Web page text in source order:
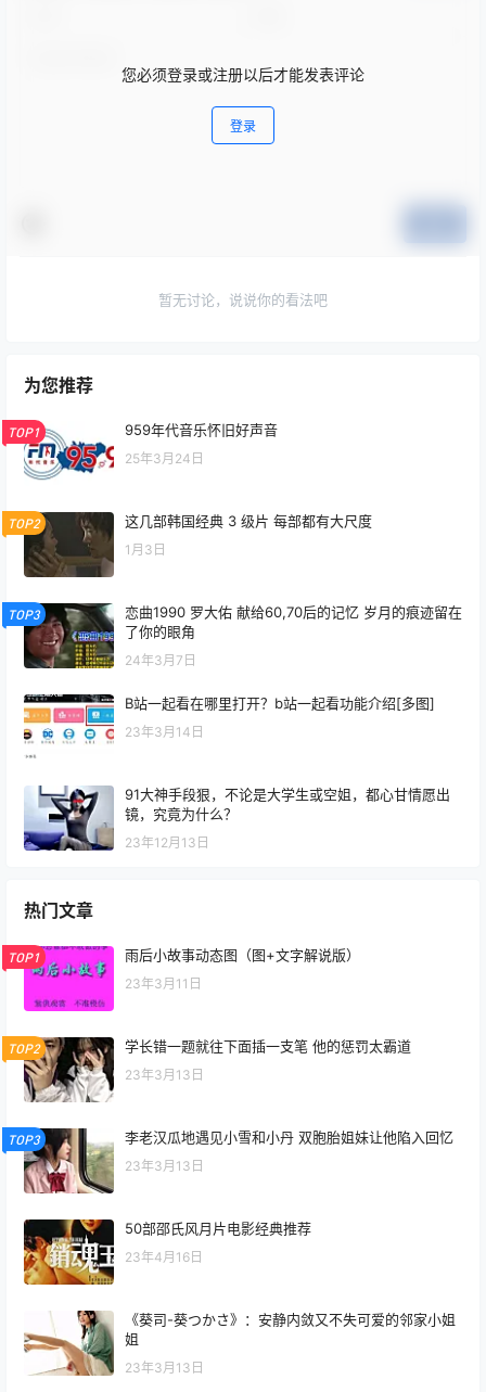
您必须登录或注册以后才能发表评论
登录
暂无讨论，说说你的看法吧
为您推荐
TOP1 959年代音乐怀旧好声音
25年3月24日
TOP2 这几部韩国经典 3 级片 每部都有大尺度
1月3日
TOP3
恋曲1990 罗大佑 献给60,70后的记忆 岁月的痕迹留在
了你的眼角
24年3月7日
B站一起看在哪里打开？b站一起看功能介绍[多图]
23年3月14日
91大神手段狠，不论是大学生或空姐，都心甘情愿出
镜，究竟为什么？
23年12月13日
热门文章
TOP1 雨后小故事动态图（图+文字解说版）
23年3月11日
TOP2 学长错一题就往下面插一支笔 他的惩罚太霸道
23年3月13日
TOP3 李老汉瓜地遇见小雪和小丹 双胞胎姐妹让他陷入回忆
23年3月13日
50部邵氏风月片电影经典推荐
23年4月16日
《葵司-葵つかさ》：安静内敛又不失可爱的邻家小姐
姐
23年3月13日